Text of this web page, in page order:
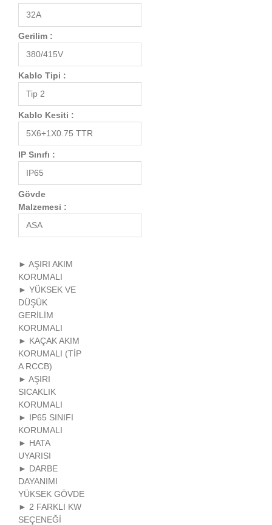
32A
Gerilim :
380/415V
Kablo Tipi :
Tip 2
Kablo Kesiti :
5X6+1X0.75 TTR
IP Sınıfı :
IP65
Gövde
Malzemesi :
ASA
► AŞIRI AKIM
KORUMALI
► YÜKSEK VE
DÜŞÜK
GERİLİM
KORUMALI
► KAÇAK AKIM
KORUMALI (TİP
A RCCB)
► AŞIRI
SICAKLIK
KORUMALI
► IP65 SINIFI
KORUMALI
► HATA
UYARISI
► DARBE
DAYANIMI
YÜKSEK GÖVDE
► 2 FARKLI KW
SEÇENEĞİ